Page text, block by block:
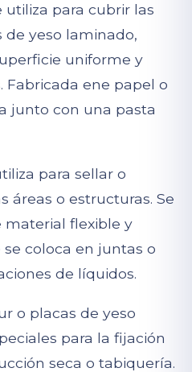
utiliza para cubrir las
yeso laminado,
uniforme y
Fabricada ene papel o
junto con una pasta
para sellar o
áreas o estructuras. Se
flexible y
coloca en juntas o
de líquidos.
o placas de yeso
para la fijación
seca o tabiquería.